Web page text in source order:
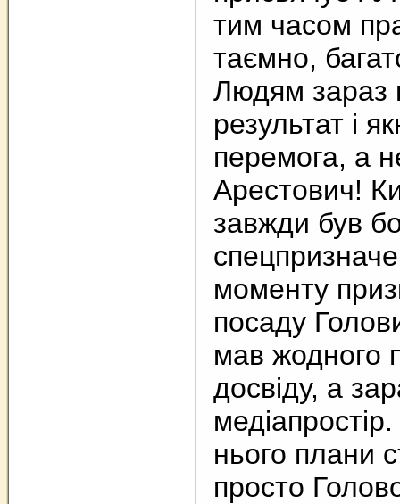
тим часом
таємно,
Людям зараз
результат і
перемога, а
Арестович!
завжди був
моменту
посаду
мав жодного
досвіду, а
нього плани
просто